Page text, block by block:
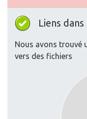
Liens
Nous avons trouvé
vers des fichiers